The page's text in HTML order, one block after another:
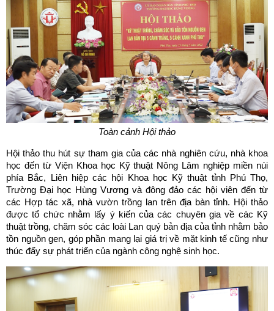
Toàn cảnh Hội thảo
Hội thảo thu hút sự tham gia của các nhà nghiên cứu, nhà khoa
học đến từ Viện Khoa học Kỹ thuật Nông Lâm nghiệp miền núi
phía Bắc, Liên hiệp các hội Khoa học Kỹ thuật tỉnh Phú Thọ,
Trường Đại học Hùng Vương và đông đảo các hội viên đến từ
các Hợp tác xã, nhà vườn trồng lan trên địa bàn tỉnh. Hội thảo
được tổ chức nhằm lấy ý kiến của các chuyên gia về các Kỹ
thuật trồng, chăm sóc các loài Lan quý bản địa của tỉnh nhằm bảo
tồn nguồn gen, góp phần mang lại giá trị về mặt kinh tế cũng như
thúc đẩy sự phát triển của ngành công nghệ sinh học.